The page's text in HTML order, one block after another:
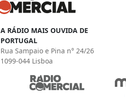
A RÁDIO MAIS OUVIDA DE
PORTUGAL
Rua Sampaio e Pina n° 24/26
1099-044 Lisboa